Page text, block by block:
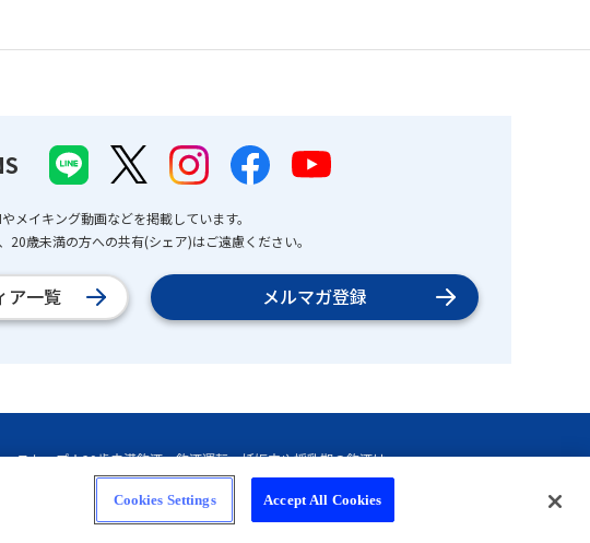
メイキング動画などを掲載しています。
歳未満の方への共有(シェア)はご遠慮ください。
ア一覧 メルマガ登録
Cookies Settings Accept All Cookies